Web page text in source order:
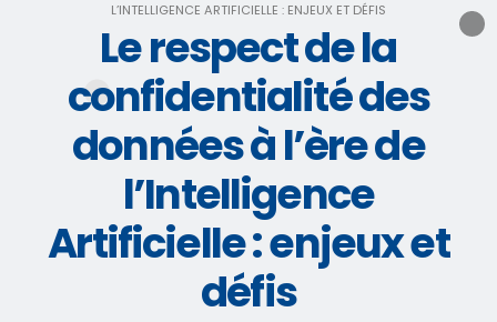
L’INTELLIGENCE ARTIFICIELLE : ENJEUX ET DÉFIS
Le respect de la
confidentialité des
données à l’ère de
l’Intelligence
Artificielle : enjeux et
défis